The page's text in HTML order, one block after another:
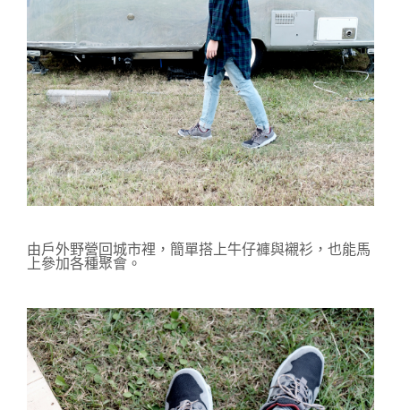
由戶外野營回城市裡， 簡單搭上牛仔褲與襯衫， 也能馬
上參加各種聚會。